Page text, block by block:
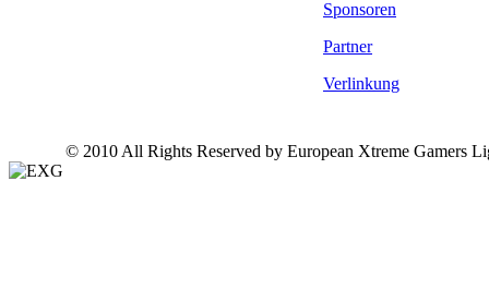
Sponsoren
Partner
Verlinkung
© 2010 All Rights Reserved by European Xtreme Gamers